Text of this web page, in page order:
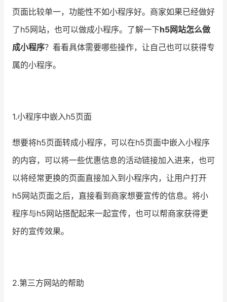
行业洞察
品牌消费观 行业报告
增长俱乐部 有赞商盟
商家社区 社群交流
入驻有赞
页面比较单一，功能性不如小程序好。商家如果已经做好
了h5网站，也可以做成小程序。了解一下h5网站怎么做
成小程序？看看具体需要哪些操作，让自己也可以获得专
属的小程序。
1.小程序中嵌入h5页面
想要将h5页面转成小程序，可以在h5页面中嵌入小程序
的内容，可以将一些优惠信息的活动链接加入进来，也可
以将经常更换的页面直接加入到小程序内，让用户打开
h5网站页面之后，直接看到商家想要宣传的信息。将小
程序与h5网站搭配起来一起宣传，也可以帮商家获得更
好的宣传效果。
2.第三方网站的帮助